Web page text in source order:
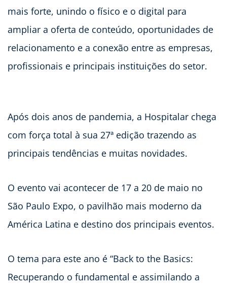
mais forte, unindo o físico e o digital para
ampliar a oferta de conteúdo, oportunidades de
relacionamento e a conexão entre as empresas,
profissionais e principais instituições do setor.
Após dois anos de pandemia, a Hospitalar chega
com força total à sua 27ª edição trazendo as
principais tendências e muitas novidades.
O evento vai acontecer de 17 a 20 de maio no
São Paulo Expo, o pavilhão mais moderno da
América Latina e destino dos principais eventos.
O tema para este ano é “Back to the Basics:
Recuperando o fundamental e assimilando a